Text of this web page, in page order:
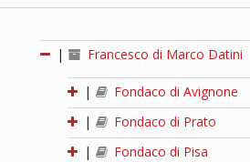
| Francesco di Marco Datini
|
Fondaco di Avignone
|
Fondaco di Prato
|
Fondaco di Pisa